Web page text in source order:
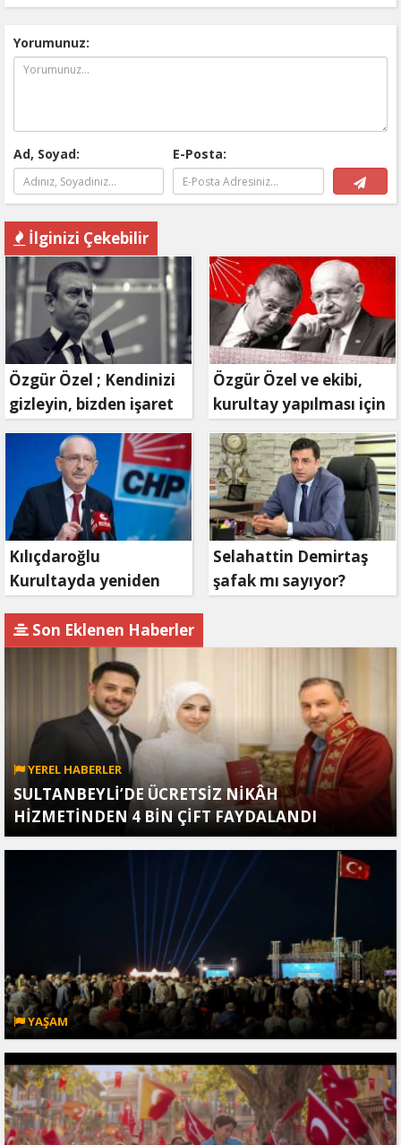
Yorumunuz:
Ad, Soyad: E-Posta:
İlginizi Çekebilir
Özgür Özel ; Kendinizi
gizleyin, bizden işaret
bekleyin
Özgür Özel ve ekibi,
kurultay yapılması için
mahkemeye
başvuruyor
Kılıçdaroğlu
Kurultayda yeniden
Selahattin Demirtaş
şafak mı sayıyor?
Son Eklenen Haberler
YEREL HABERLER
SULTANBEYLİ’DE ÜCRETSİZ NİKÂH
HİZMETİNDEN 4 BİN ÇİFT FAYDALANDI
YAŞAM